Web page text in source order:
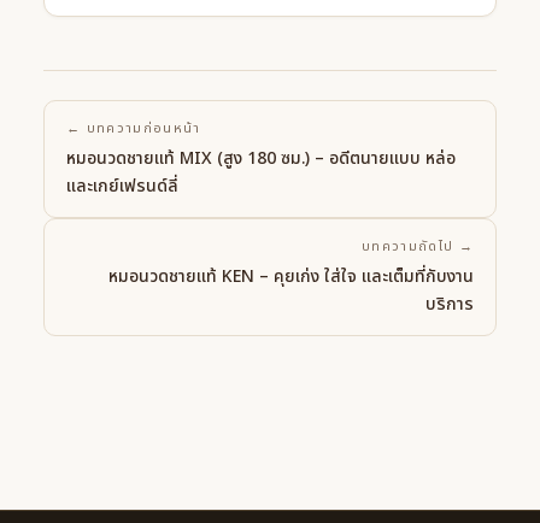
← บทความก่อนหน้า
หมอนวดชายแท้ MIX (สูง 180 ซม.) – อดีตนายแบบ หล่อ
และเกย์เฟรนด์ลี่
บทความถัดไป →
หมอนวดชายแท้ KEN – คุยเก่ง ใส่ใจ และเต็มที่กับงาน
บริการ